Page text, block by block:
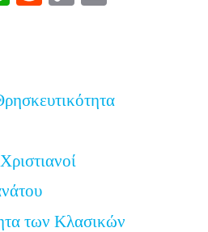
των Κλασικών